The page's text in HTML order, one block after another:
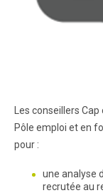
Les conseillers
Pôle emploi et en
pour :
une analyse
recrutée au